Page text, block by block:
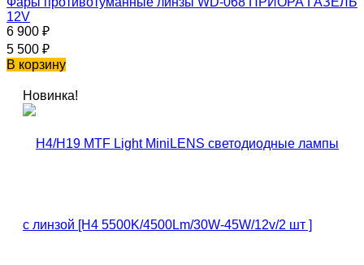
12V
6 900 ₽
5 500 ₽
В корзину
Новинка!